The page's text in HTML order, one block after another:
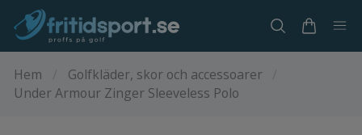
Hem Golfkläder, skor och accessoarer
Under Armour Zinger Sleeveless Polo